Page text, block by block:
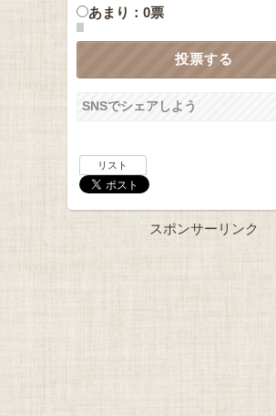
あまり：0票
SNSでシェアしよう
リスト
スポンサーリンク